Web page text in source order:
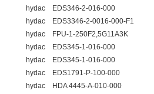
hydac EDS346-2-016-000
hydac EDS3346-2-0016-000-F1
hydac FPU-1-250F2,5G11A3K
hydac EDS345-1-016-000
hydac EDS345-1-016-000
hydac EDS1791-P-100-000
hydac HDA 4445-A-010-000